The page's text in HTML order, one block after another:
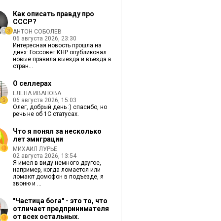
Как описать правду про
СССР?
АНТОН СОБОЛЕВ
06 августа 2026, 23:30
Интересная новость прошла на
днях: Госсовет КНР опубликовал
новые правила выезда и въезда в
стран...
О селлерах
ЕЛЕНА ИВАНОВА
06 августа 2026, 15:03
Олег, добрый день :) спасибо, но
речь не об 1С статусах.
Что я понял за несколько
лет эмиграции
МИХАИЛ ЛУРЬЕ
02 августа 2026, 13:54
Я имел в виду немного другое,
например, когда ломается или
ломают домофон в подъезде, я
звоню и ...
"Частица бога" - это то, что
отличает предпринимателя
от всех остальных.